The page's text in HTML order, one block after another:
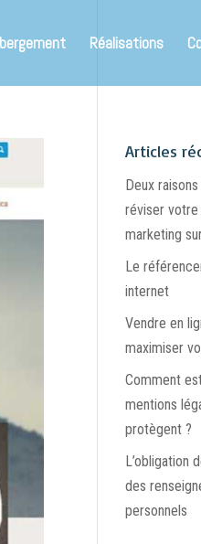
Réalisations
Articles
Deux
réviser
marketing
Le
internet
Vendre en
maximiser
Comment
mentions
protègent ?
L’obligation
des
personnels